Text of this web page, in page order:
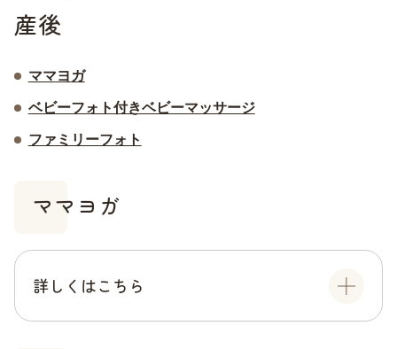
産後
ママヨガ
ベビーフォト付きベビーマッサージ
ファミリーフォト
ママヨガ
詳しくはこちら